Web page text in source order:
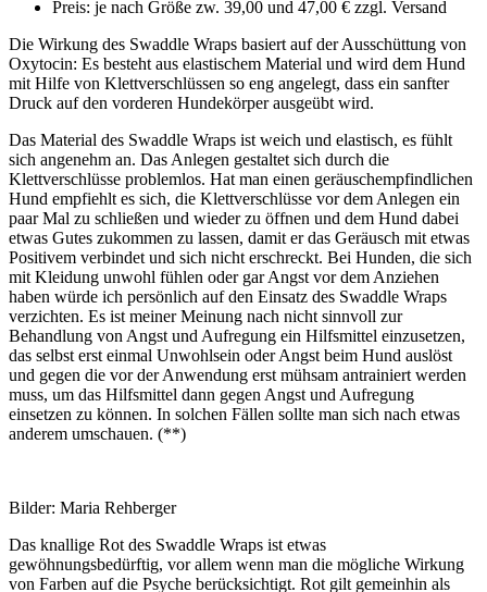
Preis: je nach Größe zw. 39,00 und 47,00 € zzgl. Versand
Die Wirkung des Swaddle Wraps basiert auf der Ausschüttung von
Oxytocin: Es besteht aus elastischem Material und wird dem Hund
mit Hilfe von Klettverschlüssen so eng angelegt, dass ein sanfter
Druck auf den vorderen Hundekörper ausgeübt wird.
Das Material des Swaddle Wraps ist weich und elastisch, es fühlt
sich angenehm an. Das Anlegen gestaltet sich durch die
Klettverschlüsse problemlos. Hat man einen geräuschempfindlichen
Hund empfiehlt es sich, die Klettverschlüsse vor dem Anlegen ein
paar Mal zu schließen und wieder zu öffnen und dem Hund dabei
etwas Gutes zukommen zu lassen, damit er das Geräusch mit etwas
Positivem verbindet und sich nicht erschreckt. Bei Hunden, die sich
mit Kleidung unwohl fühlen oder gar Angst vor dem Anziehen
haben würde ich persönlich auf den Einsatz des Swaddle Wraps
verzichten. Es ist meiner Meinung nach nicht sinnvoll zur
Behandlung von Angst und Aufregung ein Hilfsmittel einzusetzen,
das selbst erst einmal Unwohlsein oder Angst beim Hund auslöst
und gegen die vor der Anwendung erst mühsam antrainiert werden
muss, um das Hilfsmittel dann gegen Angst und Aufregung
einsetzen zu können. In solchen Fällen sollte man sich nach etwas
anderem umschauen. (**)
Bilder: Maria Rehberger
Das knallige Rot des Swaddle Wraps ist etwas
gewöhnungsbedürftig, vor allem wenn man die mögliche Wirkung
von Farben auf die Psyche berücksichtigt. Rot gilt gemeinhin als